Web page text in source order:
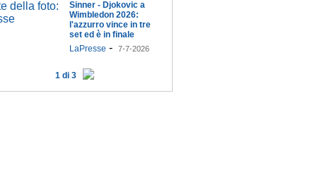
Sinner - Djokovic a
Wimbledon 2026:
l'azzurro vince in tre
set ed è in finale
LaPresse - 7-7-2026
1 di 3